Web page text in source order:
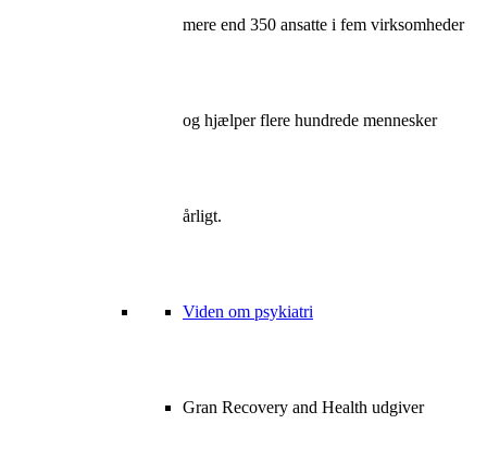
mere end 350 ansatte i fem virksomheder
og hjælper flere hundrede mennesker
årligt.
Viden om psykiatri
Gran Recovery and Health udgiver